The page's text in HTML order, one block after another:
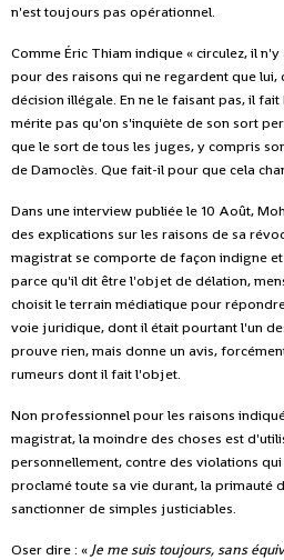
n'est toujours pas opérationnel.
Comme Éric Thiam indique « circulez, il
pour des raisons qui ne regardent que lui,
décision illégale. En ne le faisant pas, il
mérite pas qu'on s'inquiète de son sort
que le sort de tous les juges, y compris
de Damoclès. Que fait-il pour que cela
Dans une interview publiée le 10 Août,
des explications sur les raisons de sa
magistrat se comporte de façon indigne
parce qu'il dit être l'objet de délation,
choisit le terrain médiatique pour
voie juridique, dont il était pourtant l'un
prouve rien, mais donne un avis,
rumeurs dont il fait l'objet.
Non professionnel pour les raisons
magistrat, la moindre des choses est
personnellement, contre des violations
proclamé toute sa vie durant, la primauté
sanctionner de simples justiciables.
Oser dire : « Je me suis toujours, sans